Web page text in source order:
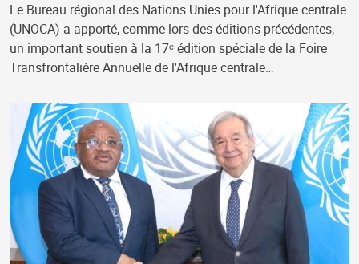
Le Bureau régional des Nations Unies pour l'Afrique centrale
(UNOCA) a apporté, comme lors des éditions précédentes,
un important soutien à la 17ᵉ édition spéciale de la Foire
Transfrontalière Annuelle de l'Afrique centrale…